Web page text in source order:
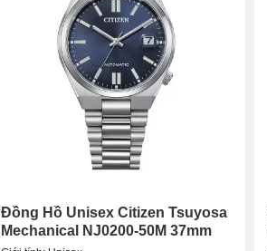
Đồng Hồ Unisex Citizen Tsuyosa
Mechanical NJ0200-50M 37mm